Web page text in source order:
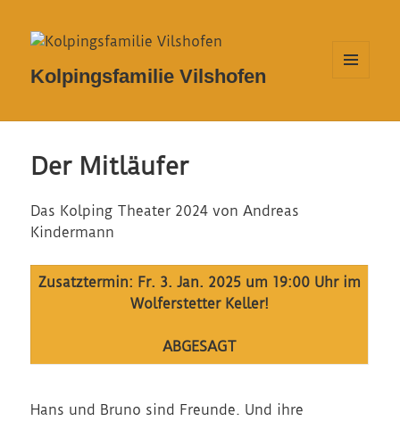
Kolpingsfamilie Vilshofen
Der Mitläufer
Das Kolping Theater 2024 von Andreas
Kindermann
Zusatztermin: Fr. 3. Jan. 2025 um 19:00 Uhr im
Wolferstetter Keller!
ABGESAGT
Hans und Bruno sind Freunde. Und ihre